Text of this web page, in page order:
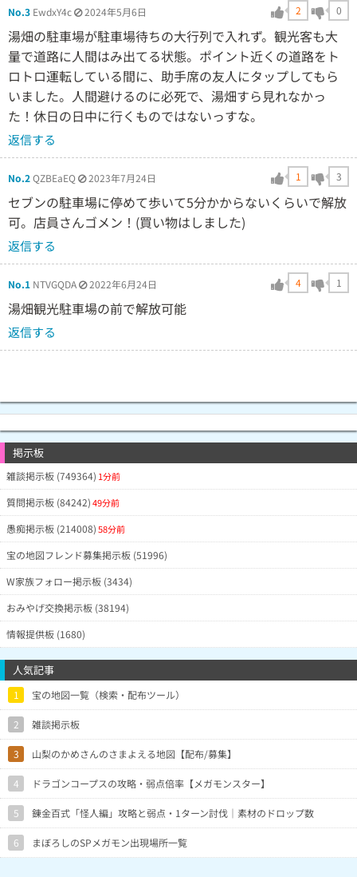
No.3 EwdxY4c 2024年5月6日 2 0
湯畑の駐車場が駐車場待ちの大行列で入れず。観光客も大
量で道路に人間はみ出てる状態。ポイント近くの道路をト
ロトロ運転している間に、助手席の友人にタップしてもら
いました。人間避けるのに必死で、湯畑すら見れなかっ
た！休日の日中に行くものではないっすな。
返信する
No.2QZBEaEQ 2023年7月24日 1 3
セブンの駐車場に停めて歩いて5分かからないくらいで解放
可。店員さんゴメン！(買い物はしました)
返信する
No.1 NTVGQDA 2022年6月24日 4 1
湯畑観光駐車場の前で解放可能
返信する
掲示板
雑談掲示板 (749364) 1分前
質問掲示板 (84242)49分前
愚痴掲示板 (214008)58分前
宝の地図フレンド募集掲示板 (51996)
W家族フォロー掲示板 (3434)
おみやげ交換掲示板 (38194)
情報提供板 (1680)
人気記事
1 宝の地図一覧（検索・配布ツール）
2 雑談掲示板
3 山梨のかめさんのさまよえる地図【配布/募集】
4 ドラゴンコープスの攻略・弱点倍率【メガモンスター】
5 錬金百式「怪人編」攻略と弱点・1ターン討伐｜素材のドロップ数
6 まぼろしのSPメガモン出現場所一覧